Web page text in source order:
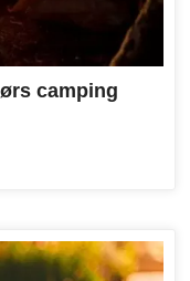
camping